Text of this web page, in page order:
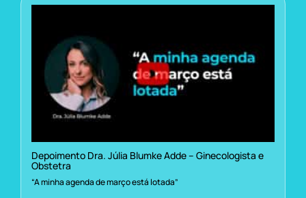
Depoimento Dra. Júlia Blumke Adde – Ginecologista e
Obstetra
“A minha agenda de março está lotada”